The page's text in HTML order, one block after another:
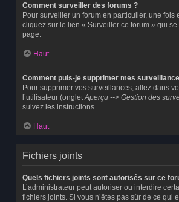
Comment surveiller des forums ?
Pour surveiller un forum en particulier, une fois
cliquez sur le lien « Surveiller ce forum » qui se
page.
Haut
Comment puis-je supprimer mes
Pour supprimer vos surveillances, allez dans
l’utilisateur (ongletAperçu --> Gestion des
suivez les instructions.
Haut
Fichiers joints
Quels fichiers joints sont autorisés sur ce
L’administrateur peut autoriser ou interdire
fichiers joints. Si vous n’êtes pas sûr de ce qui